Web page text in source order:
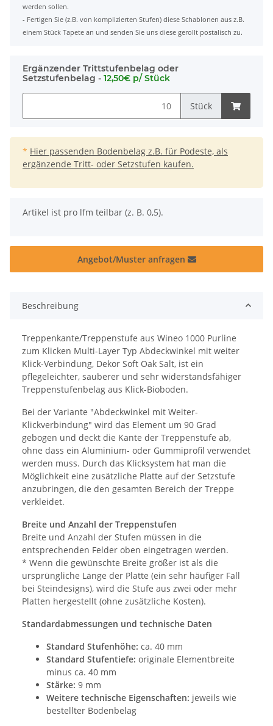
werden sollen.
- Fertigen Sie (z.B. von komplizierten Stufen) diese Schablonen aus z.B.
einem Stück Tapete an und senden Sie uns diese gerollt postalisch zu.
Ergänzender Trittstufenbelag oder
Setzstufenbelag - 12,50€ p/ Stück
Stück
* Hier passenden Bodenbelag z.B. für Podeste, als
ergänzende Tritt- oder Setzstufen kaufen.
x
Artikel ist pro lfm teilbar (z. B. 0,5).
Angebot/Muster anfragen
Beschreibung
Treppenkante/Treppenstufe aus Wineo 1000 Purline
zum Klicken Multi-Layer Typ Abdeckwinkel mit weiter
Klick-Verbindung, Dekor Soft Oak Salt, ist ein
pflegeleichter, sauberer und sehr widerstandsfähiger
Treppenstufenbelag aus Klick-Bioboden.
Bei der Variante "Abdeckwinkel mit Weiter-
Klickverbindung" wird das Element um 90 Grad
gebogen und deckt die Kante der Treppenstufe ab,
ohne dass ein Aluminium- oder Gummiprofil verwendet
werden muss. Durch das Klicksystem hat man die
Möglichkeit eine zusätzliche Platte auf der Setzstufe
anzubringen, die den gesamten Bereich der Treppe
verkleidet.
Breite und Anzahl der Treppenstufen
Breite und Anzahl der Stufen müssen in die
entsprechenden Felder oben eingetragen werden.
* Wenn die gewünschte Breite größer ist als die
ursprüngliche Länge der Platte (ein sehr häufiger Fall
bei Steindesigns), wird die Stufe aus zwei oder mehr
Platten hergestellt (ohne zusätzliche Kosten).
Standardabmessungen und technische Daten
Standard Stufenhöhe: ca. 40 mm
Standard Stufentiefe: originale Elementbreite
minus ca. 40 mm
Stärke: 9 mm
Weitere technische Eigenschaften: jeweils wie
bestellter Bodenbelag